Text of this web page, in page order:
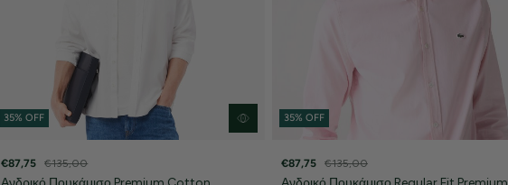
35% OFF
€87,75 €135,00
35% OFF
€87,75 €135,00